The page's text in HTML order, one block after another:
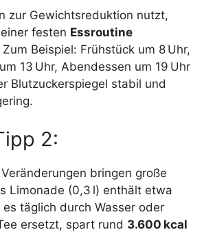
zur Gewichtsreduktion nutzt,
festen Essroutine
Beispiel: Frühstück um 8 Uhr,
13 Uhr, Abendessen um 19 Uhr
Blutzuckerspiegel stabil und
2:
bringen große
Limonade (0,3 l) enthält etwa
es täglich durch Wasser oder
ersetzt, spart rund 3.600 kcal